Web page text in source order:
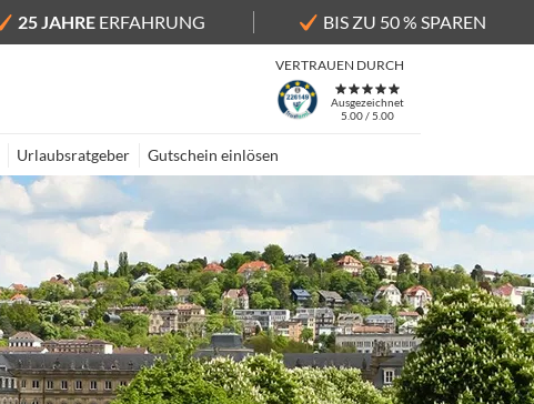
25 JAHREERFAHRUNG BIS ZU 50 % SPAREN
VERTRAUEN DURCH
Ausgezeichnet
5.00 / 5.00
Urlaubsratgeber Gutschein einlösen